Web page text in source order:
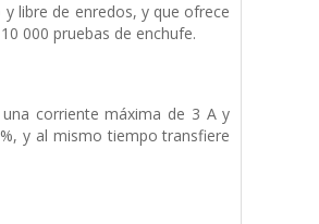
libre de enredos, y que ofrece
000 pruebas de enchufe.
corriente máxima de 3 A y
y al mismo tiempo transfiere